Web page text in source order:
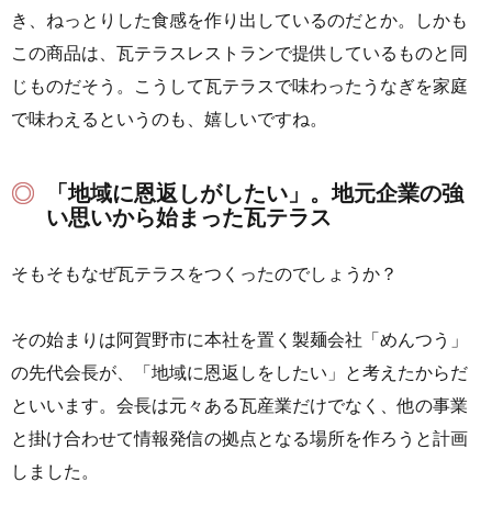
き、ねっとりした食感を作り出しているのだとか。しかも
この商品は、瓦テラスレストランで提供しているものと同
じものだそう。こうして瓦テラスで味わったうなぎを家庭
で味わえるというのも、嬉しいですね。
「地域に恩返しがしたい」。地元企業の強
い思いから始まった瓦テラス
そもそもなぜ瓦テラスをつくったのでしょうか？
その始まりは阿賀野市に本社を置く製麺会社「めんつう」
の先代会長が、「地域に恩返しをしたい」と考えたからだ
といいます。会長は元々ある瓦産業だけでなく、他の事業
と掛け合わせて情報発信の拠点となる場所を作ろうと計画
しました。